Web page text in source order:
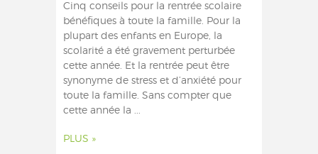
Cinq conseils pour la rentrée scolaire
bénéfiques à toute la famille. Pour la
plupart des enfants en Europe, la
scolarité a été gravement perturbée
cette année. Et la rentrée peut être
synonyme de stress et d’anxiété pour
toute la famille. Sans compter que
cette année la ...
PLUS »